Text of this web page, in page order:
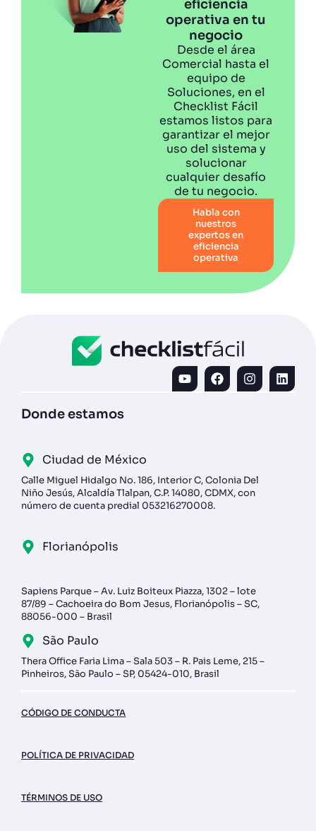
eficiencia
operativa en tu
negocio
Desde el área
Comercial hasta el
equipo de
Soluciones, en el
Checklist Fácil
estamos listos para
garantizar el mejor
uso del sistema y
solucionar
cualquier desafío
de tu negocio.
Habla con
nuestros
expertos en
eficiencia
operativa
Donde estamos
Ciudad de México
Calle Miguel Hidalgo No. 186, Interior C, Colonia Del
Niño Jesús, Alcaldía Tlalpan, C.P. 14080, CDMX, con
número de cuenta predial 053216270008.
Florianópolis
Sapiens Parque – Av. Luiz Boiteux Piazza, 1302 – lote
87/89 – Cachoeira do Bom Jesus, Florianópolis – SC,
88056-000 – Brasil
São Paulo
Thera Office Faria Lima – Sala 503 – R. Pais Leme, 215 –
Pinheiros, São Paulo – SP, 05424-010, Brasil
CÓDIGO DE CONDUCTA
POLÍTICA DE PRIVACIDAD
TÉRMINOS DE USO